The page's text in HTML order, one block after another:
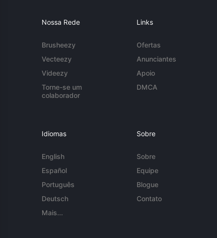
Nossa Rede
Brusheezy
Vecteezy
Videezy
Torne-se um
colaborador
Links
Ofertas
Anunciantes
Apoio
DMCA
Idiomas
English
Español
Português
Deutsch
Mais...
Sobre
Sobre
Equipe
Blogue
Contato